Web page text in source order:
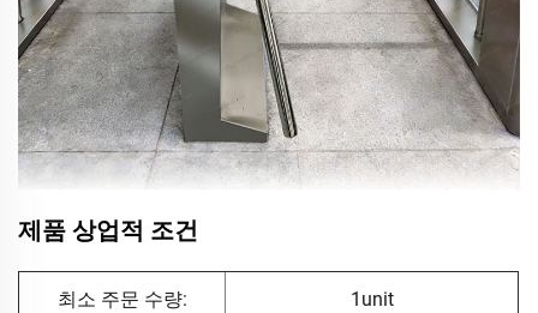
제품 상업적 조건
최소 주문 수량: 1unit